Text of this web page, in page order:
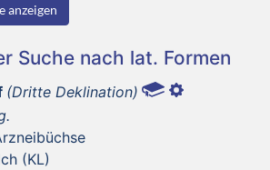
anzeigen
Suche nach lat. Formen
(Dritte Deklination)
(KL)